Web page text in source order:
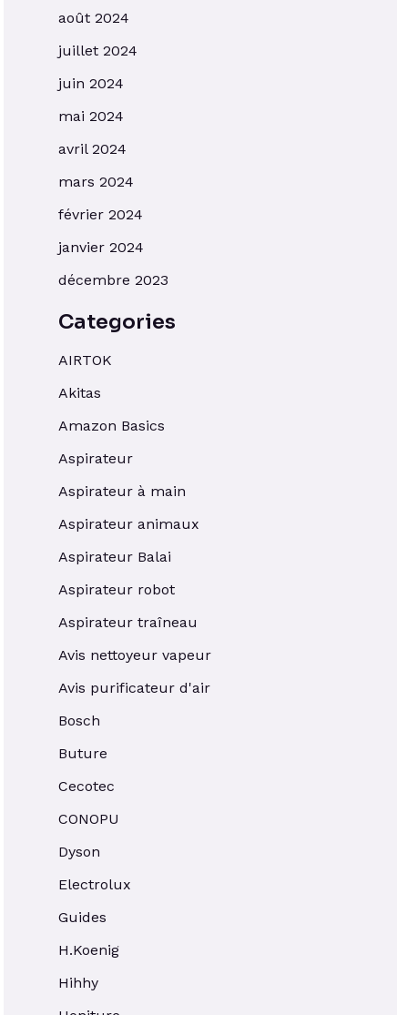
août 2024
juillet 2024
juin 2024
mai 2024
avril 2024
mars 2024
février 2024
janvier 2024
décembre 2023
Categories
AIRTOK
Akitas
Amazon Basics
Aspirateur
Aspirateur à main
Aspirateur animaux
Aspirateur Balai
Aspirateur robot
Aspirateur traîneau
Avis nettoyeur vapeur
Avis purificateur d'air
Bosch
Buture
Cecotec
CONOPU
Dyson
Electrolux
Guides
H.Koenig
Hihhy